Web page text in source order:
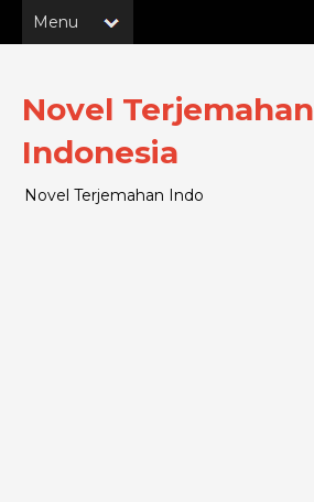
Novel Terjemahan
Indonesia
Novel Terjemahan Indo